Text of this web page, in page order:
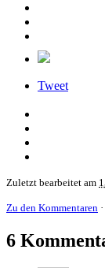
Tweet
Zuletzt bearbeitet am
Zu den Kommentaren ·
6